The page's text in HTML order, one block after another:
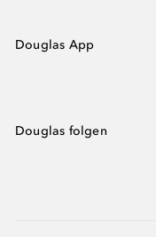
Douglas App
Douglas folgen